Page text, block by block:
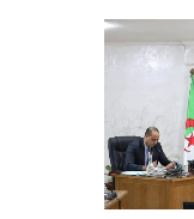
s
i
e
d
e